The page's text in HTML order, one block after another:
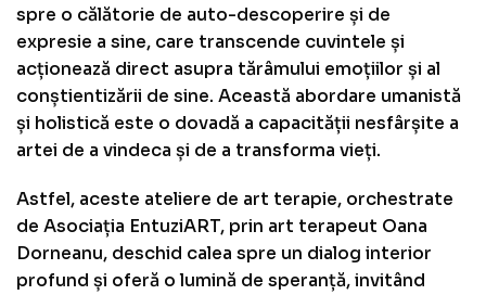
spre o călătorie de auto-descoperire și de
expresie a sine, care transcende cuvintele și
acționează direct asupra tărâmului emoțiilor și al
conștientizării de sine. Această abordare umanistă
și holistică este o dovadă a capacității nesfârșite a
artei de a vindeca și de a transforma vieți.
Astfel, aceste ateliere de art terapie, orchestrate
de Asociația EntuziART, prin art terapeut Oana
Dorneanu, deschid calea spre un dialog interior
profund și oferă o lumină de speranță, invitând